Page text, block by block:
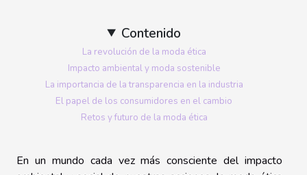
Contenido
La revolución de la moda ética
Impacto ambiental y moda sostenible
La importancia de la transparencia en la industria
El papel de los consumidores en el cambio
Retos y futuro de la moda ética
En un mundo cada vez más consciente del impacto